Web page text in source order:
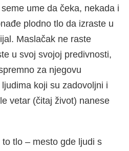
ume da čeka, nekada i
plodno tlo da izraste u
Maslačak ne raste
u svoj svojoj predivnosti,
za njegovu
koji su zadovoljni i
vetar (čitaj život) nanese
tlo – mesto gde ljudi s